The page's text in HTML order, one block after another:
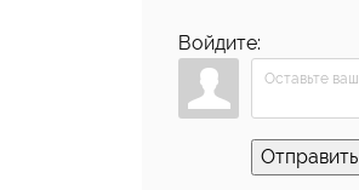
Войдите:
Отправить